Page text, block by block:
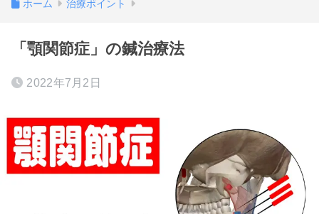
ホーム 治療ポイント
「顎関節症」の鍼治療法
2022年7月2日